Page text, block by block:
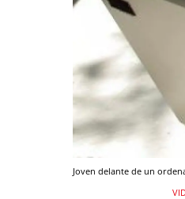
Joven delante de un